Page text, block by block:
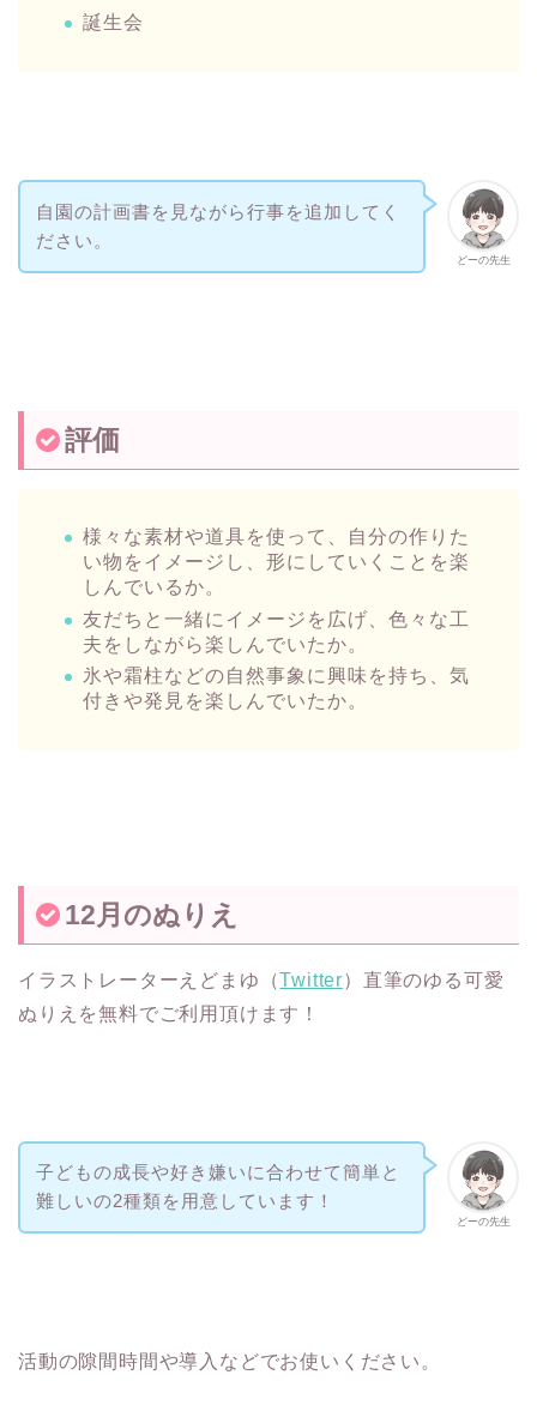
誕生会
どーの先生
自園の計画書を見ながら行事を追加してく
ださい。
評価
様々な素材や道具を使って、自分の作りた
い物をイメージし、形にしていくことを楽
しんでいるか。
友だちと一緒にイメージを広げ、色々な工
夫をしながら楽しんでいたか。
氷や霜柱などの自然事象に興味を持ち、気
付きや発見を楽しんでいたか。
12月のぬりえ
イラストレーターえどまゆ（Twitter）直筆のゆる可愛
ぬりえを無料でご利用頂けます！
どーの先生
子どもの成長や好き嫌いに合わせて簡単と
難しいの2種類を用意しています！
活動の隙間時間や導入などでお使いください。